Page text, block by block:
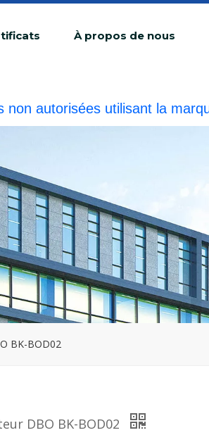
À propos de nous
enquêtera sur
BK-BOD02
DBO BK-BOD02